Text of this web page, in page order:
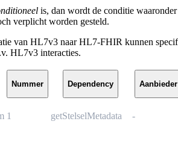
is, dan wordt de conditie
verplicht worden gesteld.
van HL7v3 naar HL7-FHIR kunnen
HL7v3 interacties.
Nummer Dependency Aanbieder
1 getStelselMetadata -